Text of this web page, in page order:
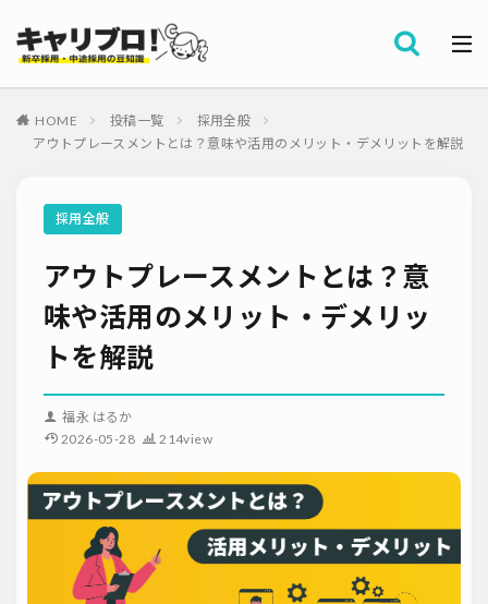
HOME 投稿一覧
採用全般
アウトプレースメントとは？意味や活用のメリット・デメリットを解説
採用全般
アウトプレースメントとは？意
味や活用のメリット・デメリッ
トを解説
福永 はるか
2026-05-28
214view
カテゴリー
タグ
就職サイト
ダイレクトリクルーティング
採用ノウハウ
採用ツール
採用計画
母集団の形成確保
エンジニア採用
採用イベント・合説
面接・選考
内定フォロー
内定辞退
採用コンサルティング
採用動向
Iターン・Uターン
適性検査
新人研修
ソーシャルリクルーティング
入社式
検索
労務・組織
メルマガ登録
お問い合わせ